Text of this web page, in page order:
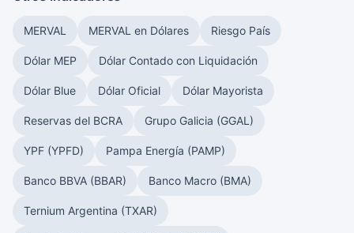
MERVAL MERVAL en Dólares Riesgo País
Dólar MEP Dólar Contado con Liquidación
Dólar Blue Dólar Oficial Dólar Mayorista
Reservas del BCRA Grupo Galicia (GGAL)
YPF (YPFD) Pampa Energía (PAMP)
Banco BBVA (BBAR) Banco Macro (BMA)
Ternium Argentina (TXAR)